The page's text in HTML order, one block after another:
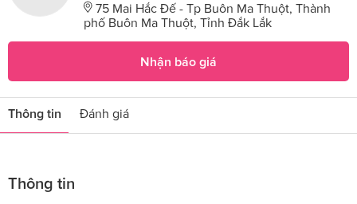
75 Mai Hắc Đế - Tp Buôn Ma Thuột, Thành
phố Buôn Ma Thuột, Tỉnh Đắk Lắk
Nhận báo giá
Thông tin Đánh giá
Thông tin